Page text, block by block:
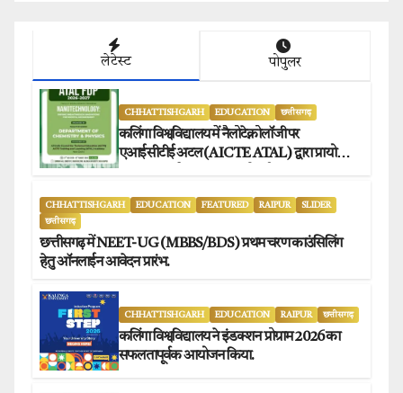
लेटेस्ट पोपुलर
CHHATTISHGARH EDUCATION छत्तीसगढ़
कलिंगा विश्वविद्यालय में नैलोटेक्नोलॉजी पर
एआईसीटीई अटल (AICTE ATAL) द्वारा प्रायोजित
CHHATTISHGARH EDUCATION FEATURED RAIPUR
SLIDER
छत्तीसगढ़
छत्तीसगढ़ में NEET-UG (MBBS/BDS) प्रथम चरण काउंसिलिंग
हेतु ऑनलाईन आवेदन प्रारंभ.
CHHATTISHGARH EDUCATION RAIPUR छत्तीसगढ़
कलिंगा विश्वविद्यालय ने इंडक्शन प्रोग्राम 2026 का
सफलतापूर्वक आयोजन किया.